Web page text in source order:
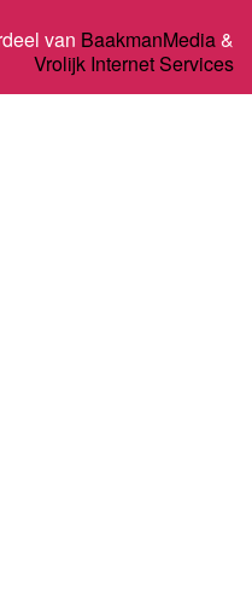
van BaakmanMedia&
Vrolijk Internet Services